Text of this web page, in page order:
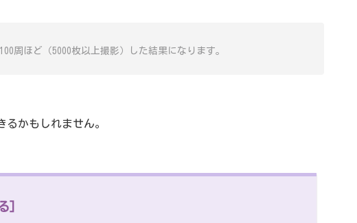
周ほど（5000枚以上撮影）した結果になります。
かもしれません。